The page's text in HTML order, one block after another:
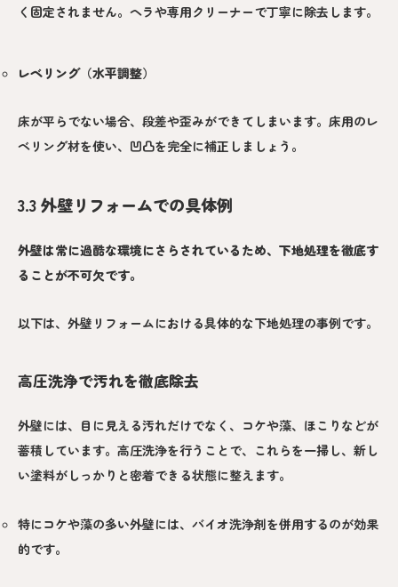
く固定されません。ヘラや専用クリーナーで丁寧に除去します。
レベリング（水平調整）
床が平らでない場合、段差や歪みができてしまいます。床用のレ
ベリング材を使い、凹凸を完全に補正しましょう。
3.3 外壁リフォームでの具体例
外壁は常に過酷な環境にさらされているため、下地処理を徹底す
ることが不可欠です。
以下は、外壁リフォームにおける具体的な下地処理の事例です。
高圧洗浄で汚れを徹底除去
外壁には、目に見える汚れだけでなく、コケや藻、ほこりなどが
蓄積しています。高圧洗浄を行うことで、これらを一掃し、新し
い塗料がしっかりと密着できる状態に整えます。
特にコケや藻の多い外壁には、バイオ洗浄剤を併用するのが効果
的です。